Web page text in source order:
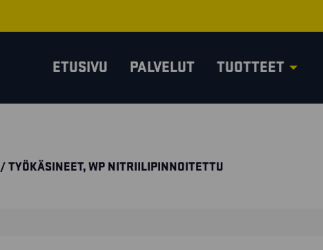
ETUSIVU PALVELUT TUOTTEET
/ TYÖKÄSINEET, WP NITRIILIPINNOITETTU